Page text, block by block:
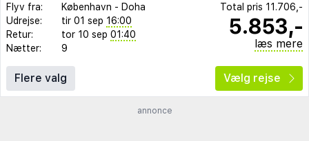
Flyv fra: København - Doha
Udrejse:
tir 01 sep 16:00
Retur:
tor 10 sep 01:40
Nætter:
9
Total pris 11.706,-
5.853,-
læs mere
Flere valg Vælg rejse
annonce